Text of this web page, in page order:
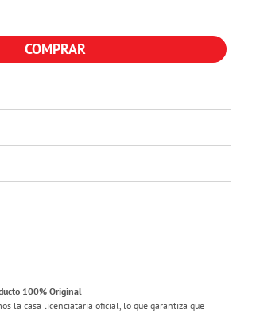
COMPRAR
100% Original
la casa licenciataria oficial, lo que garantiza que